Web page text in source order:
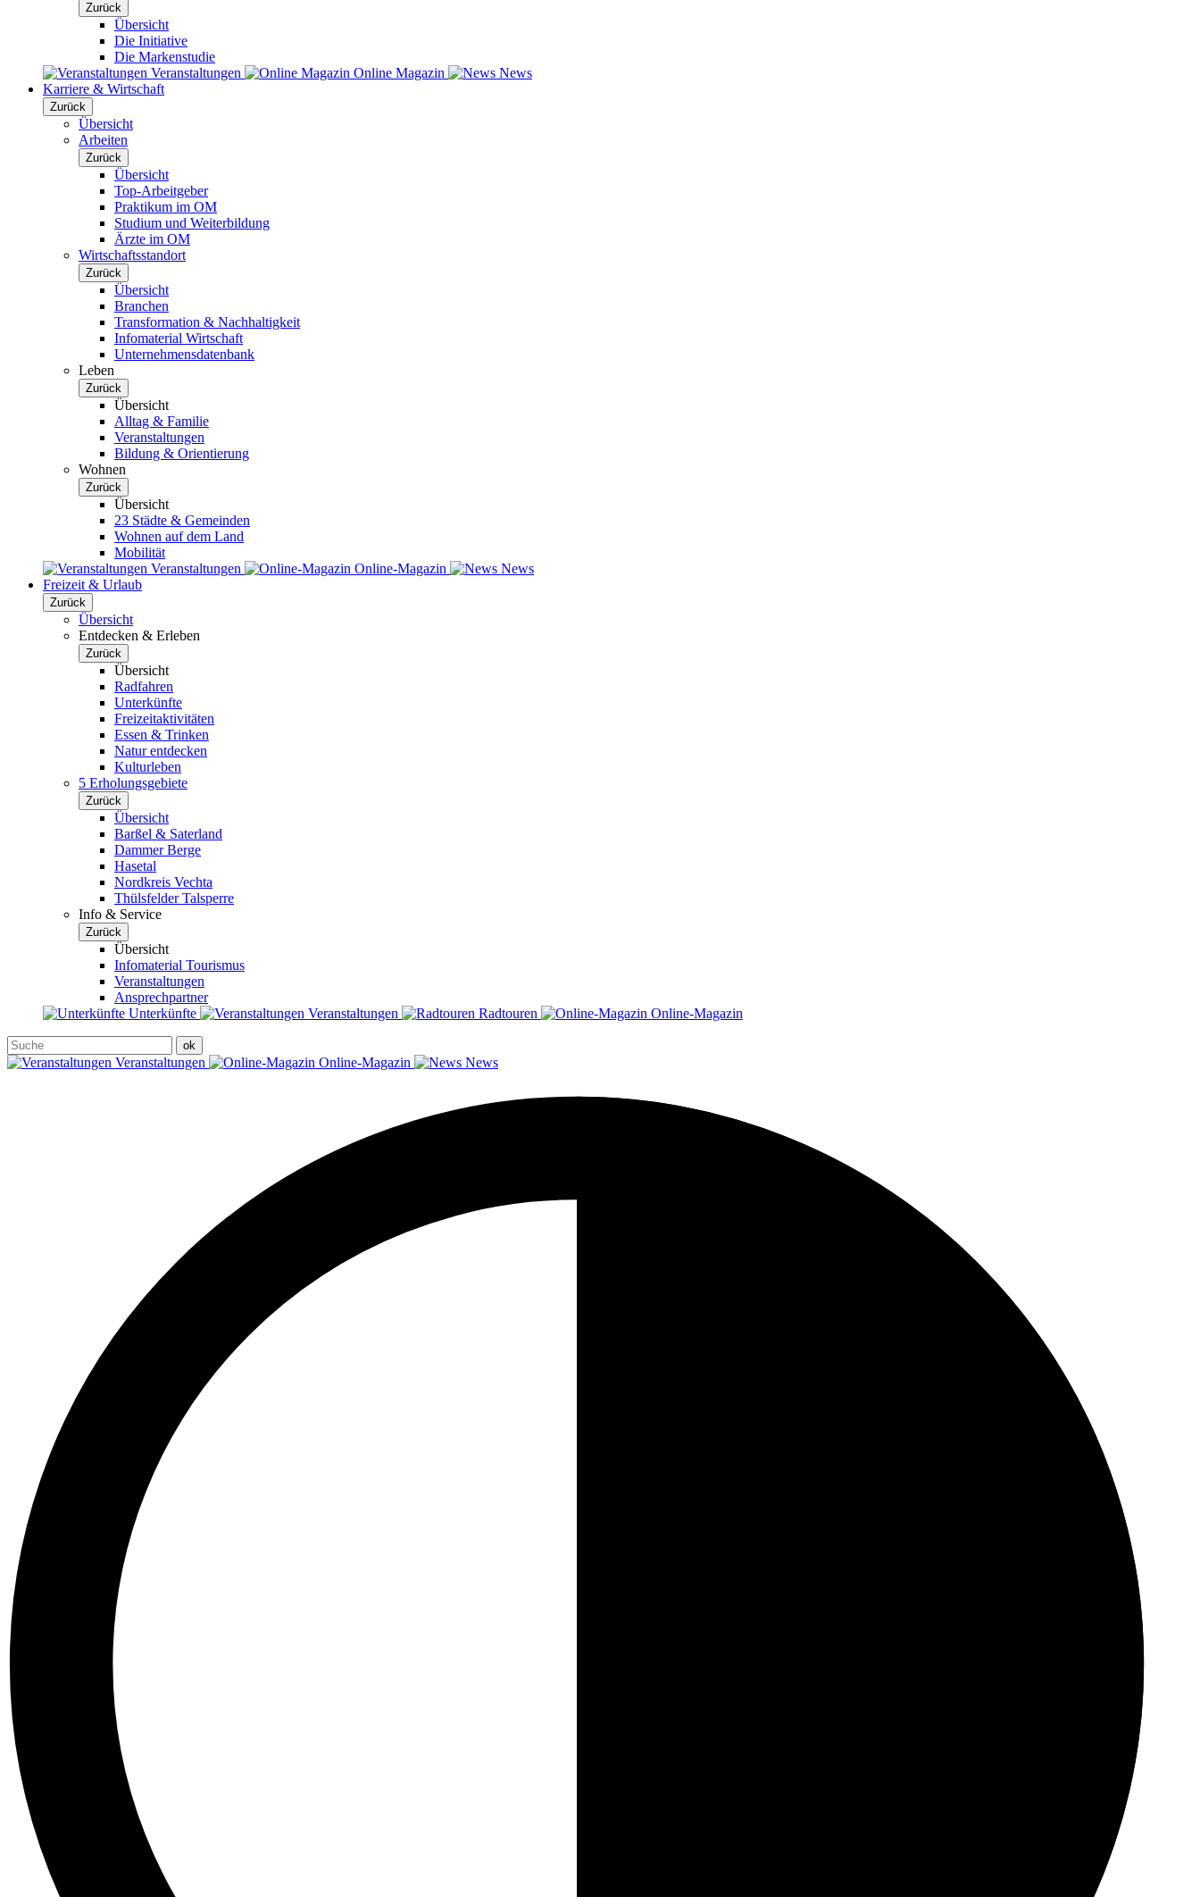
Zurück
Übersicht
Die Initiative
Die Markenstudie
Veranstaltungen
Online Magazin
News
Karriere & Wirtschaft
Zurück
Übersicht
Arbeiten
Zurück
Übersicht
Top-Arbeitgeber
Praktikum im OM
Studium und Weiterbildung
Ärzte im OM
Wirtschaftsstandort
Zurück
Übersicht
Branchen
Transformation & Nachhaltigkeit
Infomaterial Wirtschaft
Unternehmensdatenbank
Leben
Zurück
Übersicht
Alltag & Familie
Veranstaltungen
Bildung & Orientierung
Wohnen
Zurück
Übersicht
23 Städte & Gemeinden
Wohnen auf dem Land
Mobilität
Veranstaltungen
Online-Magazin
News
Freizeit & Urlaub
Zurück
Übersicht
Entdecken & Erleben
Zurück
Übersicht
Radfahren
Unterkünfte
Freizeitaktivitäten
Essen & Trinken
Natur entdecken
Kulturleben
5 Erholungsgebiete
Zurück
Übersicht
Barßel & Saterland
Dammer Berge
Hasetal
Nordkreis Vechta
Thülsfelder Talsperre
Info & Service
Zurück
Übersicht
Infomaterial Tourismus
Veranstaltungen
Ansprechpartner
Unterkünfte
Veranstaltungen Radtouren Online-Magazin
Veranstaltungen Online-Magazin News